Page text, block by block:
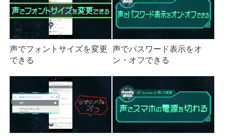
声でフォントサイズを変更
できる
声でパスワード表示をオ
ン・オフできる